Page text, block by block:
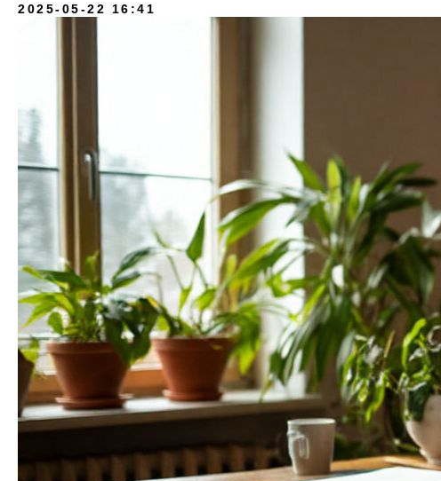
2025-05-22 16:41